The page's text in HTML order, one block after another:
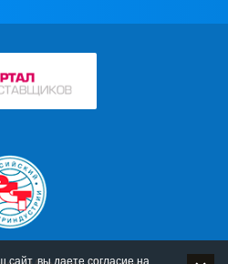
вы даете согласие на